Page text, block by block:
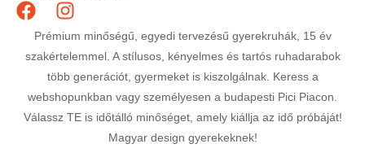
Prémium minőségű, egyedi tervezésű gyerekruhák, 15 év
szakértelemmel. A stílusos, kényelmes és tartós ruhadarabok
több generációt, gyermeket is kiszolgálnak. Keress a
webshopunkban vagy személyesen a budapesti Pici Piacon.
Válassz TE is időtálló minőséget, amely kiállja az idő próbáját!
Magyar design gyerekeknek!